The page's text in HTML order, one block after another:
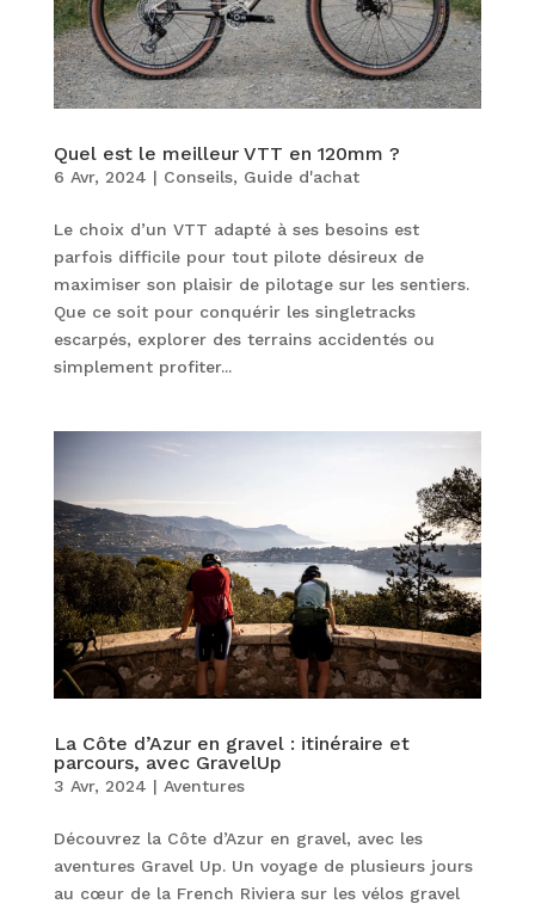
Quel est le meilleur VTT en 120mm ?
6 Avr, 2024 | Conseils, Guide d'achat
Le choix d’un VTT adapté à ses besoins est
parfois difficile pour tout pilote désireux de
maximiser son plaisir de pilotage sur les sentiers.
Que ce soit pour conquérir les singletracks
escarpés, explorer des terrains accidentés ou
simplement profiter...
La Côte d’Azur en gravel : itinéraire et
parcours, avec GravelUp
3 Avr, 2024 | Aventures
Découvrez la Côte d’Azur en gravel, avec les
aventures Gravel Up. Un voyage de plusieurs jours
au cœur de la French Riviera sur les vélos gravel